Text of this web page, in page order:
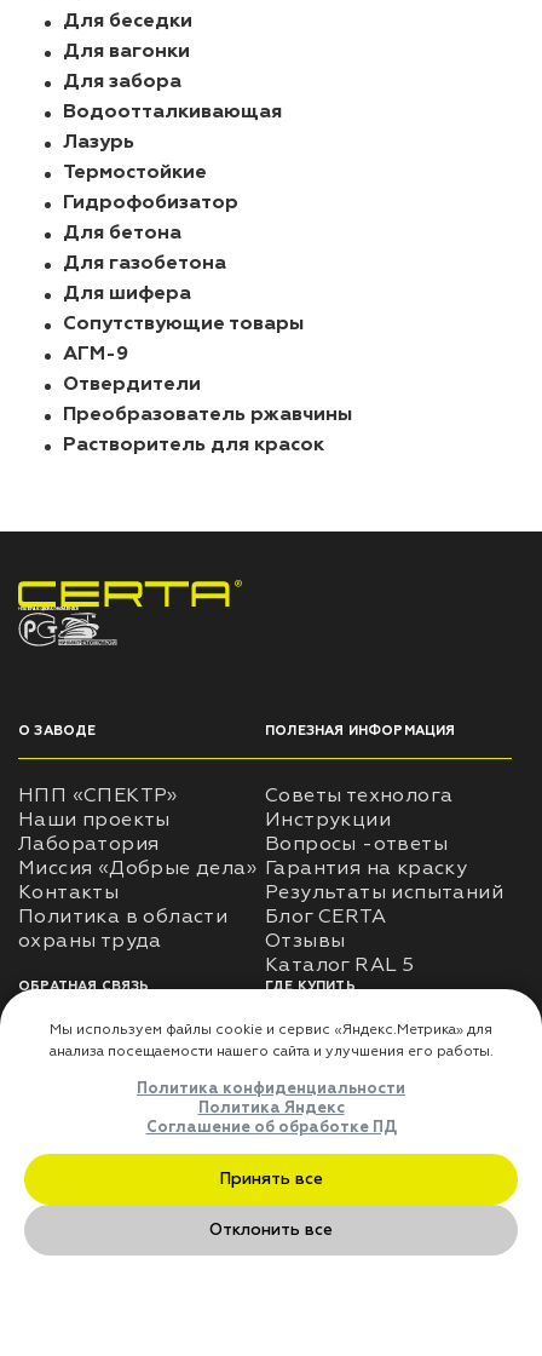
Для беседки
Для вагонки
Для забора
Водоотталкивающая
Лазурь
Термостойкие
Гидрофобизатор
Для бетона
Для газобетона
Для шифера
Сопутствующие товары
АГМ-9
Отвердители
Преобразователь ржавчины
Растворитель для красок
НПП «СПЕКТР» ЗАВОД ЛАКОКРАСОЧНЫХ МАТЕРИАЛОВ
О ЗАВОДЕ
НПП «СПЕКТР»
Наши проекты
Лаборатория
Миссия «Добрые дела»
Контакты
Политика в области
ПОЛЕЗНАЯ ИНФОРМАЦИЯ
Советы технолога
Инструкции
Вопросы -ответы
Гарантия на краску
Результаты испытаний
Блог CERTA
Отзывы
Каталог RAL 5
ОБРАТНАЯ СВЯЗЬ
Использование
использования личных
Оферта
ГДЕ КУПИТЬ
Доставка
Где купить
ДЛЯ ПАРТНЁРОВ
Преимущества